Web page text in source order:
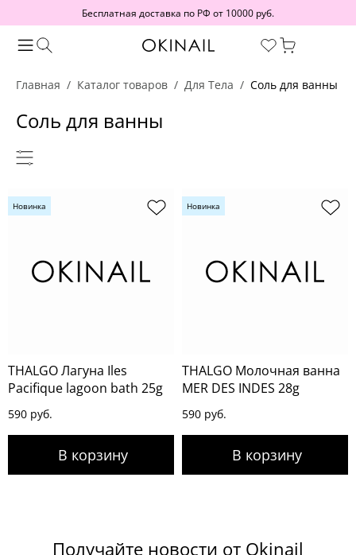
Бесплатная доставка по РФ от 10000 руб.
Главная Каталог товаров Для Тела Соль для ванны
Соль для ванны
Новинка
THALGO Лагуна Iles
Pacifique lagoon bath 25g
590 руб.
Новинка
THALGO Молочная ванна
MER DES INDES 28g
590 руб.
Получайте новости от Okinail